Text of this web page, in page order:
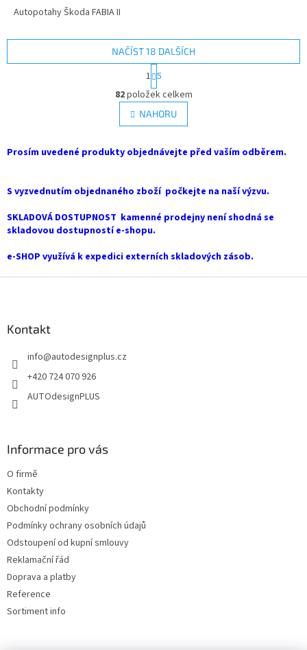
Autopotahy Škoda FABIA II
O
v
l
á
a
p
v
k
v
NAČÍST 18 DALŠÍCH
S
t
r
á
n
k
v
í
1 5
82položek celkem
NAHORU
Prosím uvedené produkty objednávejte před vaším odběrem.
S vyzvednutím objednaného zboží počkejte na naší výzvu.
SKLADOVÁ DOSTUPNOST kamenné prodejny není shodná se
skladovou dostupností e-shopu.
e-SHOP využívá k expedici externích skladových zásob.
Kontakt
info@autodesignplus.cz
+420 724 070 926
AUTOdesignPLUS
Informace pro vás
O firmě
Kontakty
Obchodní podmínky
Podmínky ochrany osobních údajů
Odstoupení od kupní smlouvy
Reklamační řád
Doprava a platby
Reference
Sortiment info